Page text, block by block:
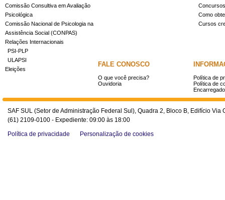
Comissão Consultiva em Avaliação
Psicológica
Comissão Nacional de Psicologia na
Assistência Social (CONPAS)
Relações Internacionais
PSI-PLP
ULAPSI
Eleições
Concursos
Como
Cursos
FALE CONOSCO
O que você precisa?
Ouvidoria
Política de
Política de
SAF SUL (Setor de Administração Federal Sul), Quadra 2, Bloco B, Edifício
(61) 2109-0100 - Expediente: 09:00 às 18:00
Política de privacidade
Personalização de cookies